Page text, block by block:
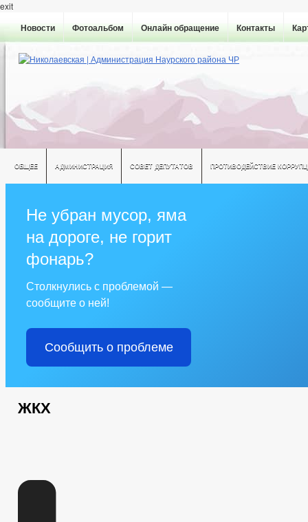
exit
Новости Фотоальбом Онлайн обращение Контакты
ОБЩЕЕ АДМИНИСТРАЦИЯ СОВЕТ ДЕПУТАТОВ ПРОТИВОДЕЙСТВИЕ
Не убран мусор, яма
на дороге, не горит
фонарь?
Столкнулись с проблемой —
сообщите о ней!
Сообщить о проблеме
ЖКХ